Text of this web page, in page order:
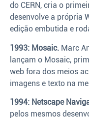
do CERN, cria o
desenvolve a própria
edição embutida e
1993: Mosaic. Marc
lançam o Mosaic,
web fora dos meios
imagens e texto na
1994: Netscape
pelos mesmos